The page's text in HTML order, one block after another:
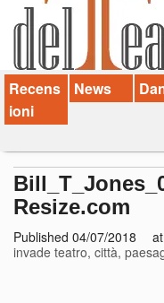
Contatti
dT in English
Recens
ioni
News
Resize.com
Published 04/07/2018 at
invade teatro, città,